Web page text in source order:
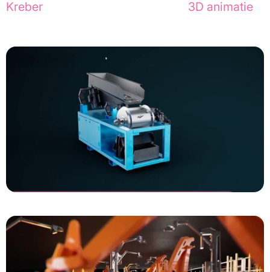
Kreber 3D animatie
High intensity Drum Magnet